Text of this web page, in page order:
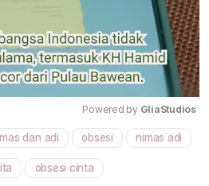
Mute
Powered by GliaStudios
dan adi obsesi nimas adi
obsesi cinta